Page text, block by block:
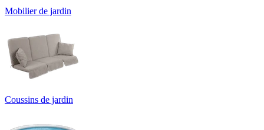
Mobilier de jardin
Coussins de jardin